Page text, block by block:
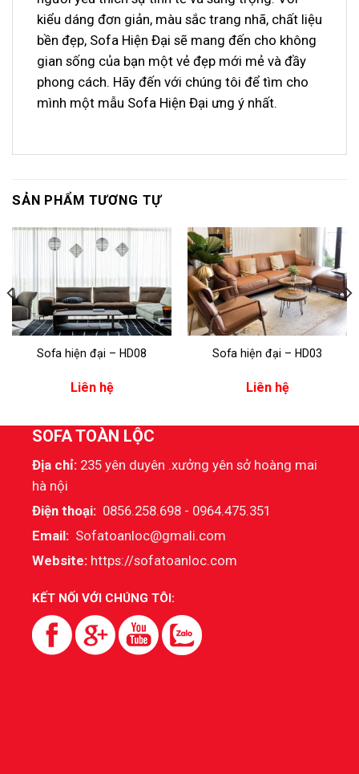
kiểu dáng đơn giản, màu sắc trang nhã, chất liệu
bền đẹp, Sofa Hiện Đại sẽ mang đến cho không
gian sống của bạn một vẻ đẹp mới mẻ và đầy
phong cách. Hãy đến với chúng tôi để tìm cho
mình một mẫu Sofa Hiện Đại ưng ý nhất.
SẢN PHẨM TƯƠNG TỰ
Sofa hiện đại – HD08
Liên hệ
Sofa hiện đại – HD03
Liên hệ
SOFA TOÀN LỘC
Địa chỉ: 235 yên duyên .xưởng yên sở hoàng mai
hà nội
Điện thoại: 0856.258.698 - 0964.475.351
Email: Sofatoanloc@gmali.com
Website: https://sofatoanloc.com
KẾT NỐI VỚI CHÚNG TÔI: